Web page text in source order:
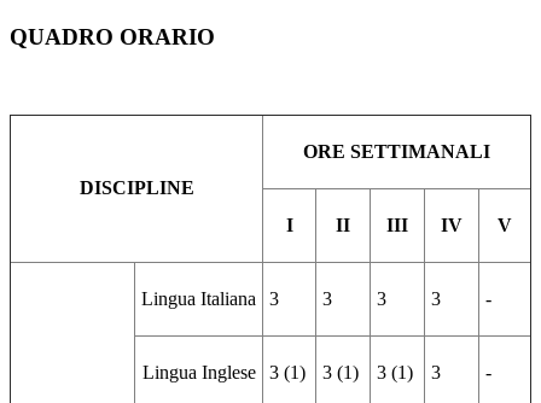
QUADRO ORARIO
DISCIPLINE
ORE SETTIMANALI
I II III IV V
Lingua Italiana 3 3 3 3 -
Lingua Inglese 3 (1) 3 (1) 3 (1) 3 -